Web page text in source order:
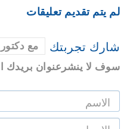
لم يتم تقديم تعليقات
شارك تجربتك
مع
سوف لا ينشرعنوان بريدك